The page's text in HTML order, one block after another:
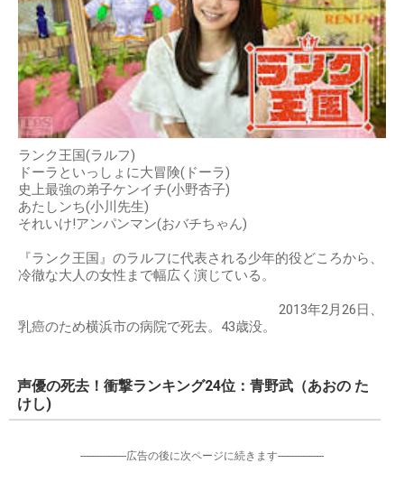
ランク王国(ラルフ)
ドーラといっしょに大冒険(ドーラ)
史上最強の弟子ケンイチ(小野杏子)
あたしンち(小川先生)
それいけ!アンパンマン(おバチちゃん)
『ランク王国』のラルフに代表される少年的役どころから、
冷徹な大人の女性まで幅広く演じている。
2013年2月26日、
乳癌のため横浜市の病院で死去。43歳没。
声優の死去！衝撃ランキング24位：青野武（あおの た
けし)
-----------------広告の後に次ページに続きます-----------------